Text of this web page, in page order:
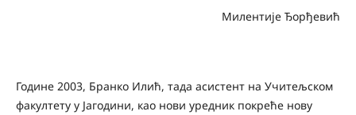
Милентије Ђорђевић
Године 2003, Бранко Илић, тада асистент на Учитељском
факултету у Јагодини, као нови уредник покреће нову